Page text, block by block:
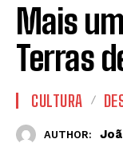
Mais
Terras
CULTURA
AUTHOR: